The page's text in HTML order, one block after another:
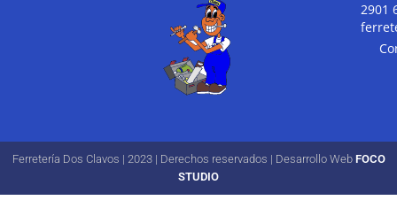
2901
Ferretería Dos Clavos | 2023 | Derechos reservados | Desarrollo Web FOCO
STUDIO